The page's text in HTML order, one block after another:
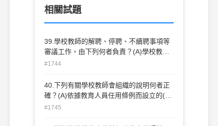
相關試題
39.學校教師的解聘、停聘、不續聘事項等
審議工作，由下列何者負責？(A)學校教師
申訴評議委員會(B)縣市政府教育局(C)教育
#1744
40.下列有關學校教師會組織的說明何者正
確？(A)依據教育人員任用條例而設立的(B)
根據人民團體法向主管機關報備立案(C)主
#1745